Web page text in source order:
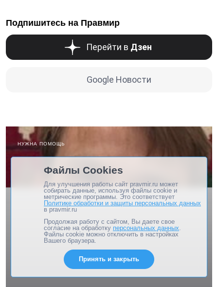
Подпишитесь на Правмир
Перейти в Дзен
Google Новости
НУЖНА ПОМОЩЬ
Файлы Cookies
Для улучшения работы сайт pravmir.ru может
собирать данные, используя файлы cookie и
метрические программы. Это соответствует
Политике обработки и защиты персональных данных
в pravmir.ru
Продолжая работу с сайтом, Вы даете свое
согласие на обработку персональных данных.
Файлы cookie можно отключить в настройках
Вашего браузера.
Принять и закрыть